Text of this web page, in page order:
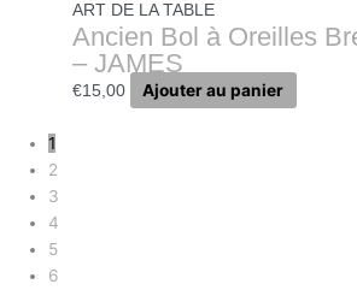
ART DE LA TABLE
Ancien Bol à Oreilles
– JAMES
€15,00 Ajouter au panier
1
2
3
4
5
6